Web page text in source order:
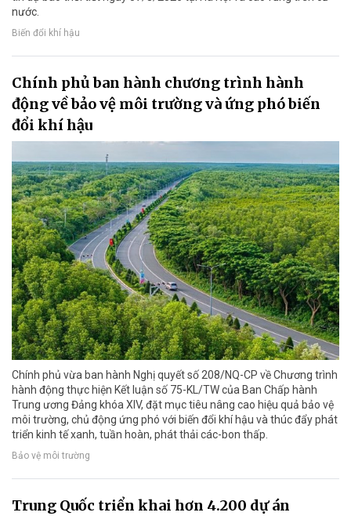
nước.
Biến đổi khí hậu
Chính phủ ban hành chương trình hành
động về bảo vệ môi trường và ứng phó biến
đổi khí hậu
Chính phủ vừa ban hành Nghị quyết số 208/NQ-CP về Chương trình
hành động thực hiện Kết luận số 75-KL/TW của Ban Chấp hành
Trung ương Đảng khóa XIV, đặt mục tiêu nâng cao hiệu quả bảo vệ
môi trường, chủ động ứng phó với biến đổi khí hậu và thúc đẩy phát
triển kinh tế xanh, tuần hoàn, phát thải các-bon thấp.
Bảo vệ môi trường
Trung Quốc triển khai hơn 4.200 dự án